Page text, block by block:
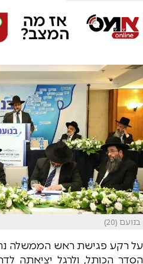
בנועם (20)
על רקע פגישת ראש הממשלה
הסדר הכותל, ולרגל יציאתה